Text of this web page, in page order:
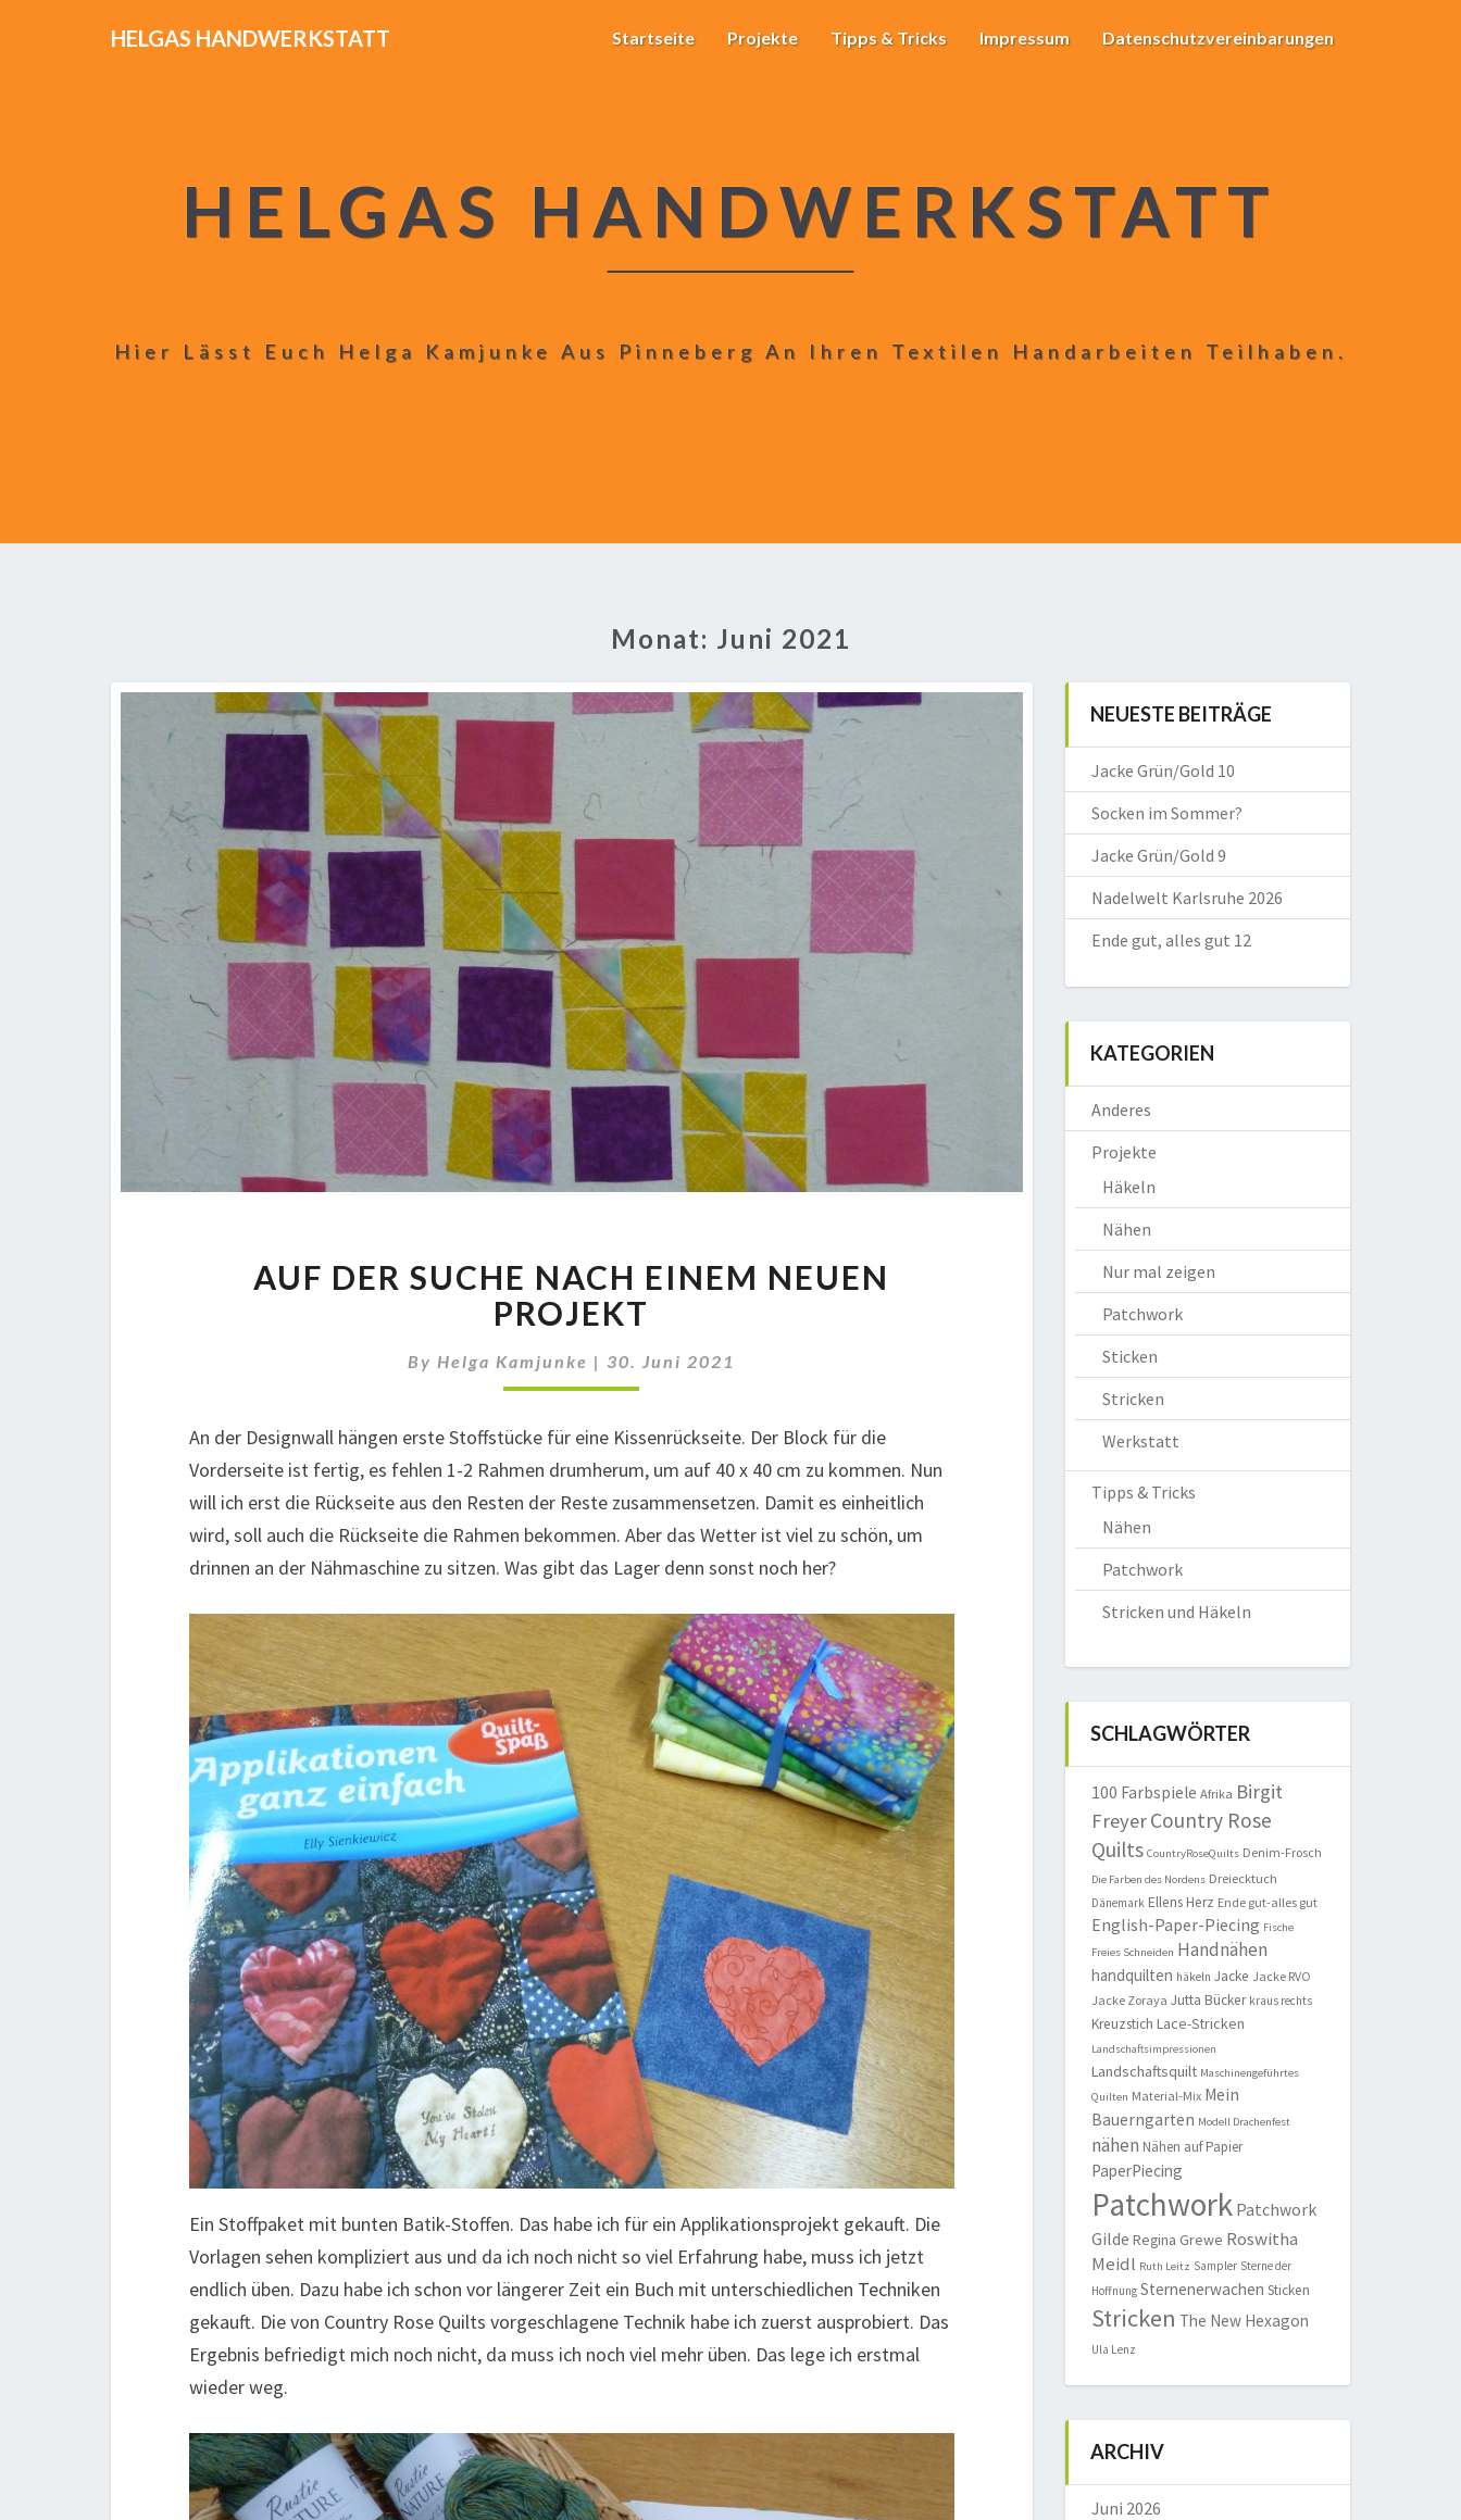
HELGAS HANDWERKSTATT Startseite Projekte Tipps & Tricks Impressum Datenschutzvereinbarungen
HELGAS HANDWERKSTATT
Hier Lässt Euch Helga Kamjunke Aus Pinneberg An Ihren Textilen Handarbeiten Teilhaben.
Monat: Juni 2021
DER
SUCHE
NACH
EINEM
NEUEN
AUF DER SUCHE NACH EINEM NEUEN
PROJEKT
ByHelga Kamjunke | 30. Juni 2021
An der Designwall hängen erste Stoffstücke für eine Kissenrückseite. Der Block für die
Vorderseite ist fertig, es fehlen 1-2 Rahmen drumherum, um auf 40 x 40 cm zu kommen. Nun
will ich erst die Rückseite aus den Resten der Reste zusammensetzen. Damit es einheitlich
wird, soll auch die Rückseite die Rahmen bekommen. Aber das Wetter ist viel zu schön, um
drinnen an der Nähmaschine zu sitzen. Was gibt das Lager denn sonst noch her?
Ein Stoffpaket mit bunten Batik-Stoffen. Das habe ich für ein Applikationsprojekt gekauft. Die
Vorlagen sehen kompliziert aus und da ich noch nicht so viel Erfahrung habe, muss ich jetzt
endlich üben. Dazu habe ich schon vor längerer Zeit ein Buch mit unterschiedlichen Techniken
gekauft. Die von Country Rose Quilts vorgeschlagene Technik habe ich zuerst ausprobiert. Das
Ergebnis befriedigt mich noch nicht, da muss ich noch viel mehr üben. Das lege ich erstmal
wieder weg.
NEUESTE BEITRÄGE
Jacke Grün/Gold 10
Socken im Sommer?
Jacke Grün/Gold 9
Nadelwelt Karlsruhe 2026
Ende gut, alles gut 12
KATEGORIEN
Anderes
Projekte
Häkeln
Nähen
Nur mal zeigen
Patchwork
Sticken
Stricken
Werkstatt
Tipps & Tricks
Nähen
Patchwork
Stricken und Häkeln
SCHLAGWÖRTER
100 Farbspiele Afrika Birgit
FreyerCountry Rose
Quilts CountryRoseQuilts Denim-Frosch
Die Farben des Nordens Dreiecktuch
Dänemark Ellens Herz Ende gut-alles gut
English-Paper-Piecing Fische
Freies Schneiden Handnähen
handquilten häkeln Jacke Jacke RVO
Jacke Zoraya Jutta Bücker kraus rechts
Kreuzstich Lace-Stricken
Landschaftsimpressionen
Landschaftsquilt Maschinengeführtes
Quilten Material-Mix Mein
Bauerngarten Modell Drachenfest
nähen Nähen auf Papier
PaperPiecing
Patchwork Patchwork
Gilde Regina Grewe Roswitha
Meidl Ruth Leitz Sampler Sterne der
Hoffnung Sternenerwachen Sticken
Stricken The New Hexagon
Ula Lenz
ARCHIV
Juni 2026